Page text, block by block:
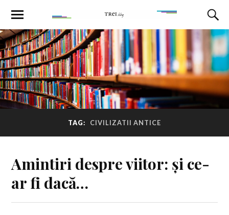
TAG: CIVILIZATII ANTICE
Amintiri despre viitor: și ce-
ar fi dacă…